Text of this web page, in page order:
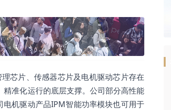
芯片、传感器芯片及电机驱动芯片存在
精准化运行的底层支撑。公司部分高性能
机驱动产品IPM智能功率模块也可用于